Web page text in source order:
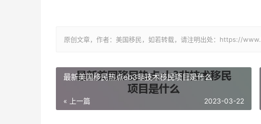
原创文章，作者：美国移民，如若转载，请注明出处：https://
最新美国移民热点eb3非技术移民项目是什么
« 上一篇 2023-03-22